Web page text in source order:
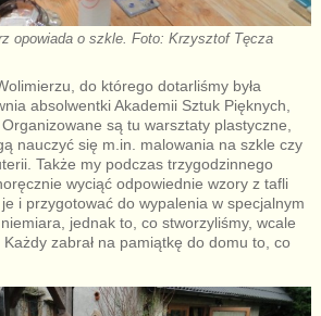
opowiada o szkle. Foto: Krzysztof Tęcza
do którego dotarliśmy była
absolwentki Akademii Sztuk Pięknych,
są tu warsztaty plastyczne,
nauczyć się m.in. malowania na szkle czy
Także my podczas trzygodzinnego
wyciąć odpowiednie wzory z tafli
i przygotować do wypalenia w specjalnym
jednak to, co stworzyliśmy, wcale
Każdy zabrał na pamiątkę do domu to, co